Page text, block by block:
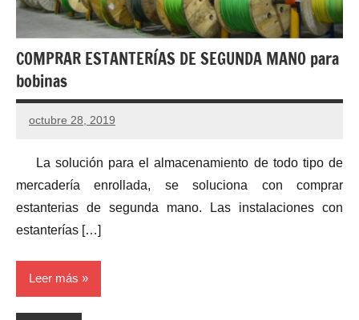
COMPRAR ESTANTERÍAS DE SEGUNDA MANO para
bobinas
octubre 28, 2019
La solución para el almacenamiento de todo tipo de
mercadería enrollada, se soluciona con comprar
estanterias de segunda mano. Las instalaciones con
estanterías […]
Leer más